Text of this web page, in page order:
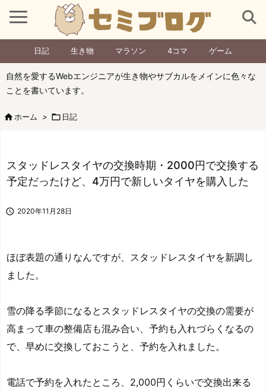
日記 生き物 マラソン 4コマ ゲーム
自然を愛するWebエンジニアが生き物やサブカルをメインに色々な
ことを書いています。
ホーム >  日記
スタッドレスタイヤの交換時期・2000円で交換する
予定だったけど、4万円で新しいタイヤを購入した
 2020年11月28日
ほぼ表題の通りなんですが、スタッドレスタイヤを新調し
ました。
雪の降る季節になるとスタッドレスタイヤの交換の需要が
高まって車の整備店も混み合い、予約も入れづらくなるの
で、早めに交換しておこうと、予約を入れました。
電話で予約を入れたところ、2,000円くらいで交換出来る